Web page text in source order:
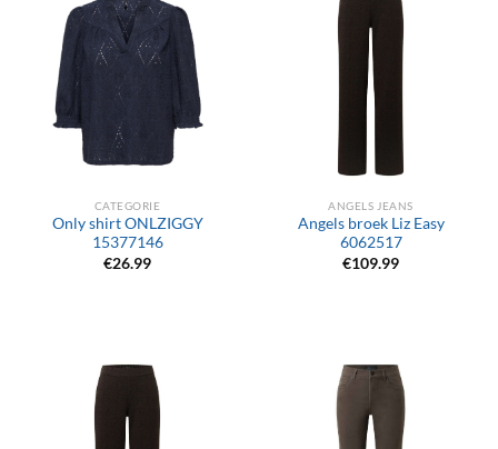
CATEGORIE
Only shirt ONLZIGGY
15377146
€26.99
ANGELS JEANS
Angels broek Liz Easy
6062517
€109.99